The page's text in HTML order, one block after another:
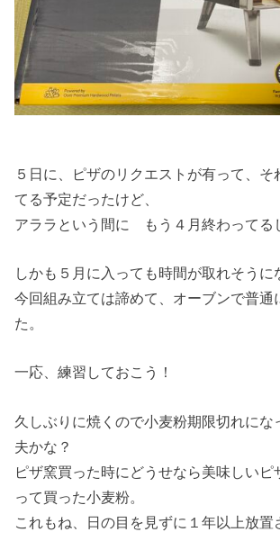
５日に、ピザのリクエストが有って、そ
てる予定だったけど、
アララという間に もう４月終わってる
しかも５月に入っても時間が取れそうに
今回組み立ては諦めて、オーブンで普通
た。
一応、練習しておこう！
久しぶりに焼くので小麦粉期限切れにな
夫かな？
ピザ窯買った時にどうせなら美味しいピ
って買った小麦粉。
これもね、日の目を見ずに１年以上放置